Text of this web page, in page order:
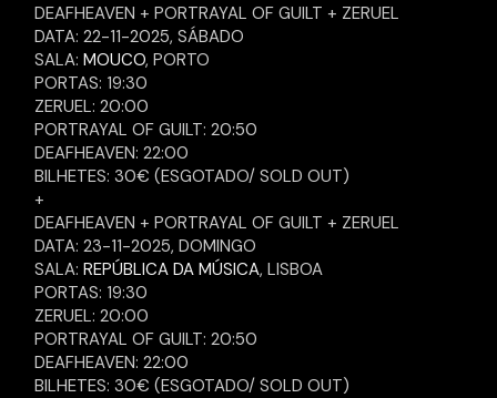
DEAFHEAVEN + PORTRAYAL OF GUILT + ZERUEL
DATA: 22-11-2025, SÁBADO
SALA:MOUCO, PORTO
PORTAS: 19:30
ZERUEL: 20:00
PORTRAYAL OF GUILT: 20:50
DEAFHEAVEN: 22:00
BILHETES: 30€ (ESGOTADO/ SOLD OUT)
+
DEAFHEAVEN + PORTRAYAL OF GUILT + ZERUEL
DATA: 23-11-2025, DOMINGO
SALA:REPÚBLICA DA MÚSICA, LISBOA
PORTAS: 19:30
ZERUEL: 20:00
PORTRAYAL OF GUILT: 20:50
DEAFHEAVEN: 22:00
BILHETES: 30€ (ESGOTADO/ SOLD OUT)